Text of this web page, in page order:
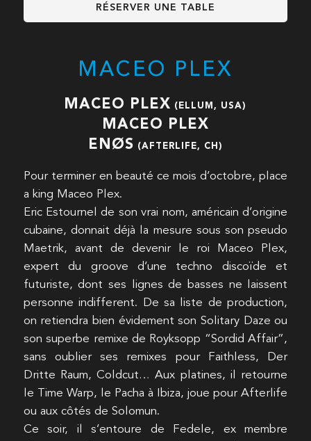
RÉSERVER UNE TABLE
MACEO PLEX
MACEO PLEX (ELLUM, USA)
MACEO PLEX
ENØS (AFTERLIFE, CH)
Pour terminer en beauté ce mois d’octobre, place
a king Maceo Plex.
Eric Estournel de son vrai nom, américain d’origine
cubaine, donnait déjà la mesure sous son pseudo
Maetrik, avant de devenir le roi Maceo Plex,
expert du groove d’une techno discoïde et
futuriste, dont ses lignes de basses ne laissent
personne indifferent. De sa liste de production,
on retiendra bien évidement son Solitary Daze ou
son superbe remixe de Royksopp “Sordid Affair”,
sans oublier ses remixes pour Faithless, Der
Dritte Raum, Coldcut… Aux platines, il retourne
le Time Warp, le Pacha à Ibiza, joue pour Afterlife
ou aux côtés de Solomun.
Ce soir, il s’entoure de Fedele, ex membre